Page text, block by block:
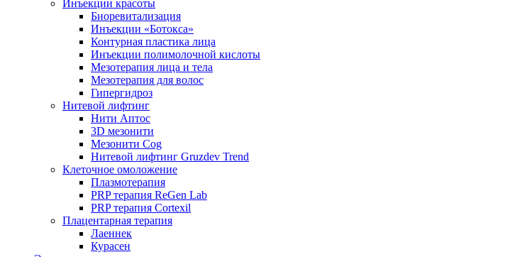
Инъекции красоты
Биоревитализация
Инъекции «Ботокса»
Контурная пластика лица
Инъекции полимолочной кислоты
Мезотерапия лица и тела
Мезотерапия для волос
Гипергидроз
Нитевой лифтинг
Нити Аптос
3D мезонити
Мезонити Cog
Нитевой лифтинг Gruzdev Trend
Клеточное омоложение
Плазмотерапия
PRP терапия ReGen Lab
PRP терапия Cortexil
Плацентарная терапия
Лаеннек
Курасен